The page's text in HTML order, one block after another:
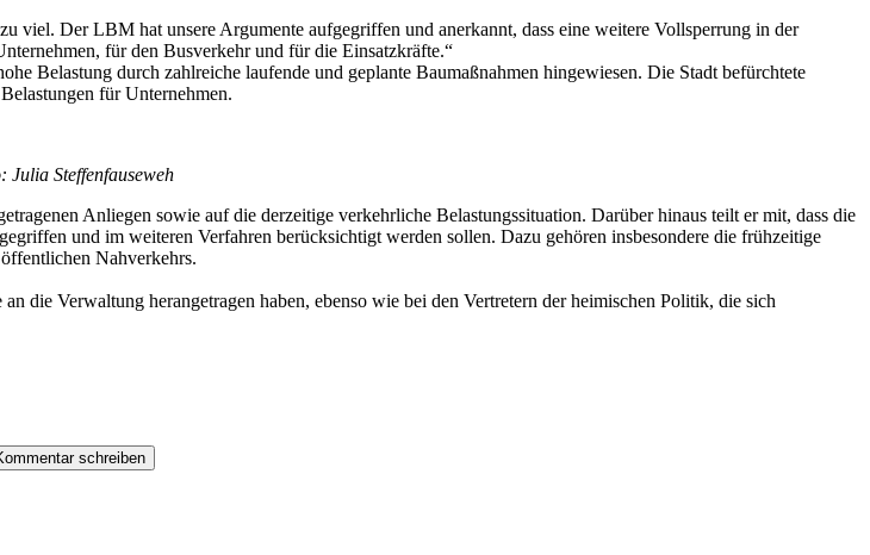
viel. Der LBM hat unsere Argumente aufgegriffen und anerkannt, dass eine weitere Vollsperrung in der
für den Busverkehr und für die Einsatzkräfte.“
Belastung durch zahlreiche laufende und geplante Baumaßnahmen hingewiesen. Die Stadt befürchtete
für Unternehmen.
Julia Steffenfauseweh
Anliegen sowie auf die derzeitige verkehrliche Belastungssituation. Darüber hinaus teilt er mit, dass die
und im weiteren Verfahren berücksichtigt werden sollen. Dazu gehören insbesondere die frühzeitige
Nahverkehrs.
die Verwaltung herangetragen haben, ebenso wie bei den Vertretern der heimischen Politik, die sich